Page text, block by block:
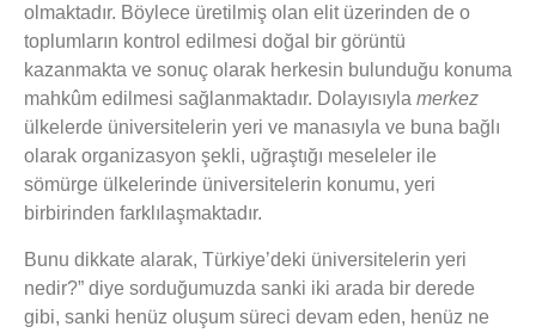
olmaktadır. Böylece üretilmiş olan elit üzerinden de o
toplumların kontrol edilmesi doğal bir görüntü
kazanmakta ve sonuç olarak herkesin bulunduğu konuma
mahkûm edilmesi sağlanmaktadır. Dolayısıyla merkez
ülkelerde üniversitelerin yeri ve manasıyla ve buna bağlı
olarak organizasyon şekli, uğraştığı meseleler ile
sömürge ülkelerinde üniversitelerin konumu, yeri
birbirinden farklılaşmaktadır.
Bunu dikkate alarak, Türkiye’deki üniversitelerin yeri
nedir?” diye sorduğumuzda sanki iki arada bir derede
gibi, sanki henüz oluşum süreci devam eden, henüz ne